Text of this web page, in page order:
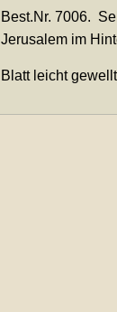
Best.Nr. 7006.
Jerusalem im
Blatt leicht